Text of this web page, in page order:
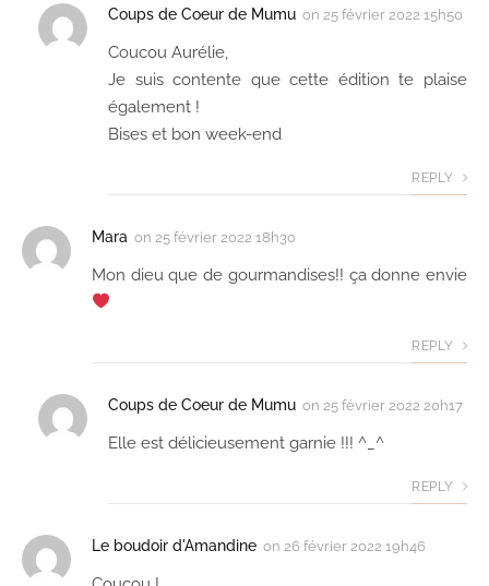
Coups de Coeur de Mumu on 25 février 2022 15h50
Coucou Aurélie,
Je suis contente que cette édition te plaise
également !
Bises et bon week-end
REPLY
Mara on 25 février 2022 18h30
Mon dieu que de gourmandises!! ça donne envie
REPLY
Coups de Coeur de Mumu on 25 février 2022 20h17
Elle est délicieusement garnie !!! ^_^
REPLY
Le boudoir d'Amandine on 26 février 2022 19h46